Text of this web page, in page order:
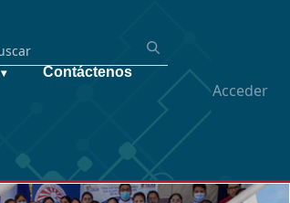
Acceder
▾ Contáctenos